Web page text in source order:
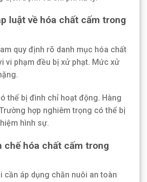
luật về hóa chất cấm trong
quy định rõ danh mục hóa chất
vi phạm đều bị xử phạt. Mức xử
thể bị đình chỉ hoạt động. Hàng
hợp nghiêm trọng có thể bị
hình sự.
chế hóa chất cấm trong
cần áp dụng chăn nuôi an toàn